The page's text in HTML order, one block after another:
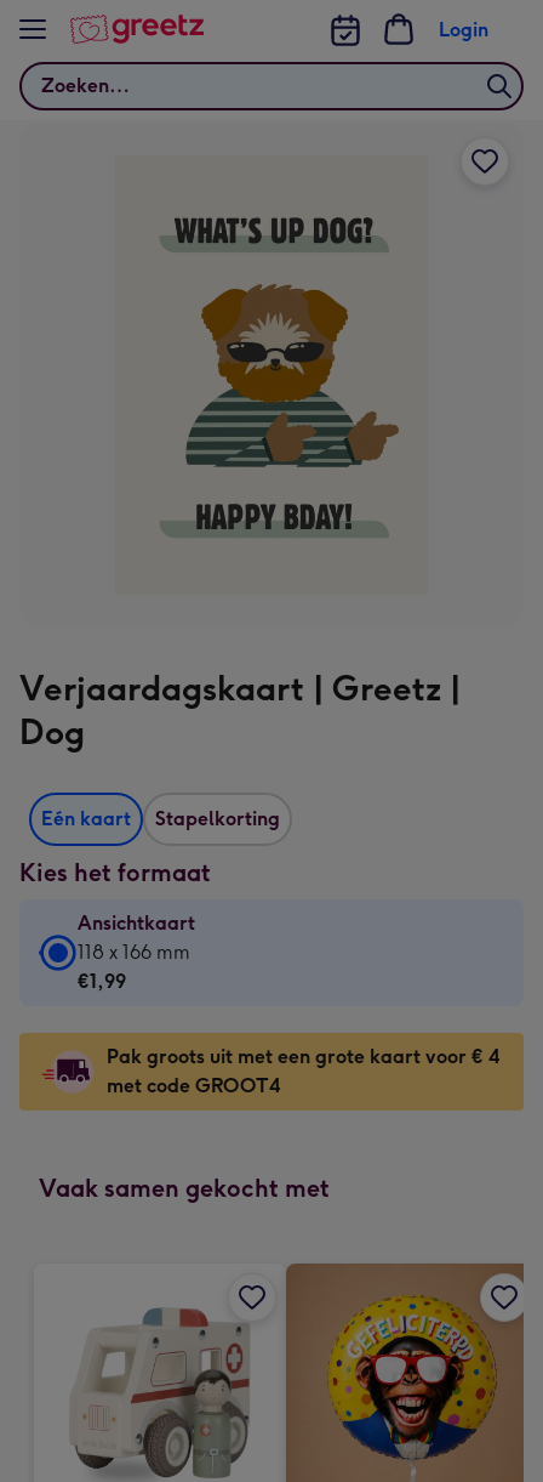
Bekijk meer
Zoeken
Login
Verjaardagskaart | Greetz |
Dog
Eén kaart Stapelkorting
Kies het formaat
Ansichtkaart
Ansichtkaart
-
-
118
x
-
mm
118 x 166 mm
€1,99
Pak groots uit met een grote kaart voor € 4
met code GROOT4
Vaak samen gekocht met